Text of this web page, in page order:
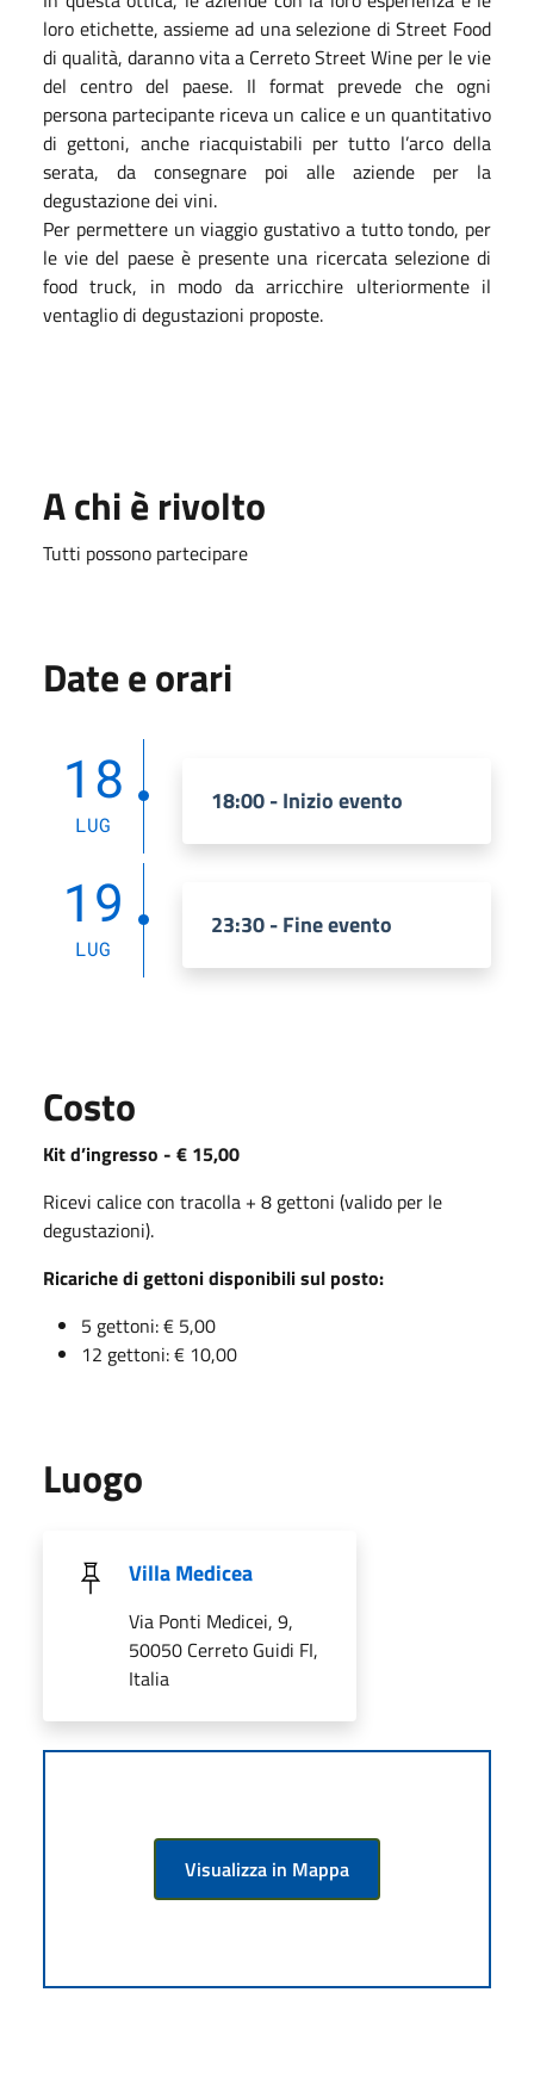
loro etichette, assieme ad unaselezione di Street Food
di qualità, daranno vita a Cerreto Street Wine per le vie
del centro del paese. Il format prevede che ogni
persona partecipante riceva un calicee un quantitativo
di gettoni, ancheriacquistabili per tutto l’arco della
serata, da consegnare poi alle aziende per la
degustazione dei vini.
Per permettere un viaggio gustativo a tutto tondo, per
le vie del paese è presente una ricercata selezione di
food truck, in modo da arricchire ulteriormente il
ventaglio di degustazioni proposte.
A chi è rivolto
Tutti possono partecipare
Date e orari
18
LUG
18:00 - Inizio evento
19
LUG
23:30 - Fine evento
Costo
Kit d’ingresso - € 15,00
Ricevi calice con tracolla + 8 gettoni (valido per le
degustazioni).
Ricariche di gettoni disponibili sul posto:
5 gettoni: € 5,00
12 gettoni: € 10,00
Luogo
Villa Medicea
Via Ponti Medicei, 9,
50050 Cerreto Guidi FI,
Italia
Visualizza in Mappa